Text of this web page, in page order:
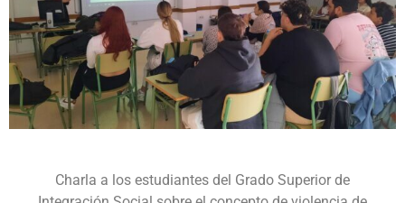
Charla a los estudiantes del Grado Superior de